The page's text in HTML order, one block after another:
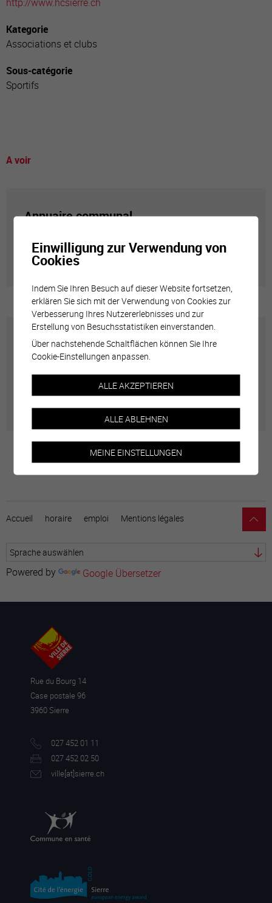
http://www.hcsierre.ch
Kategorie
Associations et clubs
Sous-catégorie
Sportifs
A voir
Annuaire communal
Adresses utiles en ville de Sierre
Carte interactive
Géolocalisation de tous les points d'intérêt de la Ville
de Sierre.
Accueil horaire emploi Mentions légales
Powered by Google Übersetzer
Rue du Bourg 14
Case postale 96
3960 Sierre
027 452 01 11
027 452 02 50
ville[at]sierre.ch
Einwilligung zur Verwendung von
Cookies
Indem Sie Ihren Besuch auf dieser Website fortsetzen,
erklären Sie sich mit der Verwendung von Cookies zur
Verbesserung Ihres Nutzererlebnisses und zur
Erstellung von Besuchsstatistiken einverstanden.
Über nachstehende Schaltflächen können Sie Ihre
Cookie-Einstellungen anpassen.
ALLE AKZEPTIEREN
ALLE ABLEHNEN
MEINE EINSTELLUNGEN